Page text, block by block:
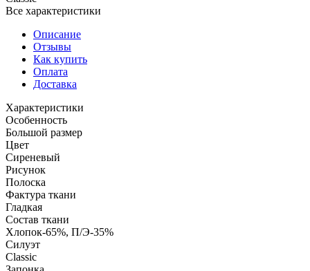
Все характеристики
Описание
Отзывы
Как купить
Оплата
Доставка
Характеристики
Особенность
Большой размер
Цвет
Сиреневый
Рисунок
Полоска
Фактура ткани
Гладкая
Состав ткани
Хлопок-65%, П/Э-35%
Силуэт
Classic